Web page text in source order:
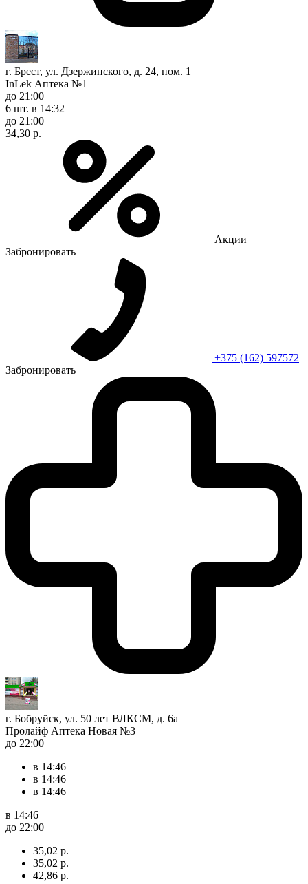
г. Брест, ул. Дзержинского, д. 24, пом. 1
InLek Аптека №1
до 21:00
6 шт. в 14:32
до 21:00
34,30 р.
Акции
Забронировать
+375 (162) 597572
Забронировать
г. Бобруйск, ул. 50 лет ВЛКСМ, д. 6а
Пролайф Аптека Новая №3
до 22:00
в 14:46
в 14:46
в 14:46
в 14:46
до 22:00
35,02 р.
35,02 р.
42,86 р.